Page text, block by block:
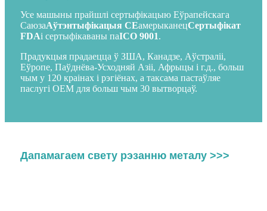
Усе машыны прайшлі сертыфікацыю Еўрапейскага
СаюзаАўтэнтыфікацыя CEамерыканецСертыфікат
FDAі сертыфікаваны паІСО 9001.
Прадукцыя прадаецца ў ЗША, Канадзе, Аўстраліі,
Еўропе, Паўднёва-Усходняй Азіі, Афрыцы і г.д., больш
чым у 120 краінах і рэгіёнах, а таксама пастаўляе
паслугі OEM для больш чым 30 вытворцаў.
Дапамагаем свету рэзанню металу >>>